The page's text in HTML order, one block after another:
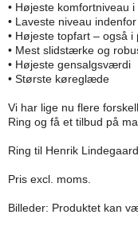
• Højeste komfortniveau i
• Laveste niveau
• Højeste topfart – også i
• Mest slidstærke og
• Højeste gensalgsværdi
• Største køreglæde
Vi har lige nu flere
Ring og få et tilbud på
Ring til Henrik
Pris excl. moms.
Billeder: Produktet kan